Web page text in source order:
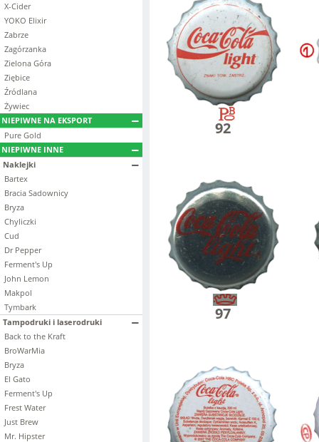
X-Cider
YOKO Elixir
Zabrze
Zagórzanka
Zielona Góra
Ziębice
Źródlana
Żywiec
NIEPIWNE NA EKSPORT
Pure Gold
NIEPIWNE INNE
Naklejki
Bartex
Bracia Sadownicy
Bryza
Chyliczki
Cud
Dr Pepper
Ferment's Up
John Lemon
Makpol
Tymbark
Tampodruki i laserodruki
Back to the Kraft
BroWarMia
Bryza
El Gato
Ferment's Up
Frest Water
Just Brew
Mr. Hipster
92
97